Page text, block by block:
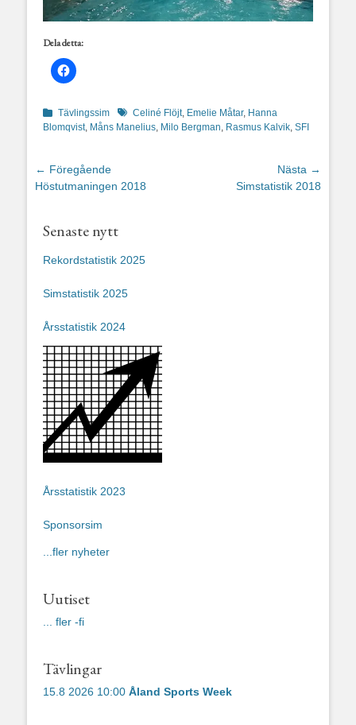
Dela detta:
Kategorier
Tävlingssim Etiketter
Celiné Flöjt, Emelie Måtar, Hanna
Blomqvist, Måns Manelius, Milo Bergman, Rasmus Kalvik, SFI
Inläggsnavigering
← Föregående
Föregående
Höstutmaningen 2018
Nästa →
Simstatistik 2018
Senaste nytt
Rekordstatistik 2025
Simstatistik 2025
Årsstatistik 2024
Årsstatistik 2023
Sponsorsim
...fler nyheter
Uutiset
... fler -fi
Tävlingar
15.8 2026 10:00 Åland Sports Week